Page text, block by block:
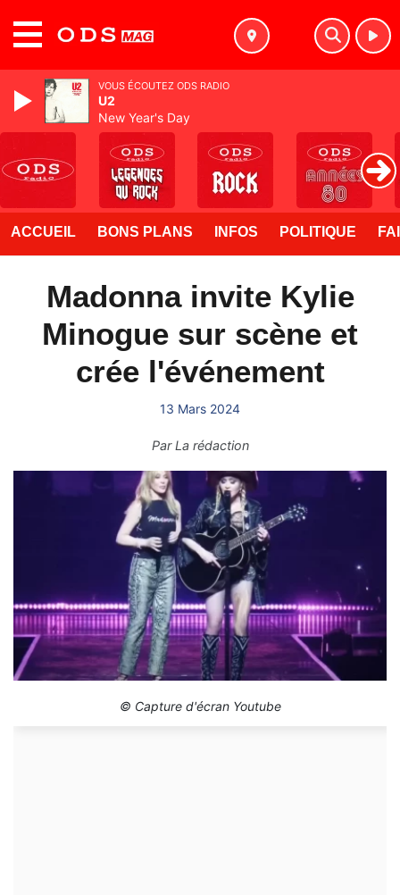
ACCUEIL BONS PLANS INFOS POLITIQUE
Madonna invite Kylie
Minogue sur scène et
crée l'événement
13 Mars 2024
ParLa rédaction
© Capture d'écran Youtube
VOUS ÉCOUTEZ ODS RADIO
U2
New Year's Day